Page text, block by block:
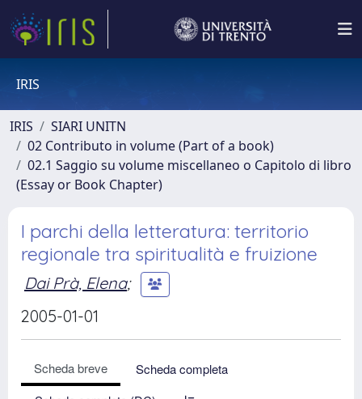
IRIS
IRIS
SIARI UNITN
02 Contributo in volume (Part of a book)
02.1 Saggio su volume miscellaneo o Capitolo di libro
(Essay or Book Chapter)
I parchi della letteratura: territorio
regionale tra spiritualità e fruizione
Dai Prà, Elena;
2005-01-01
Scheda breve
Scheda completa